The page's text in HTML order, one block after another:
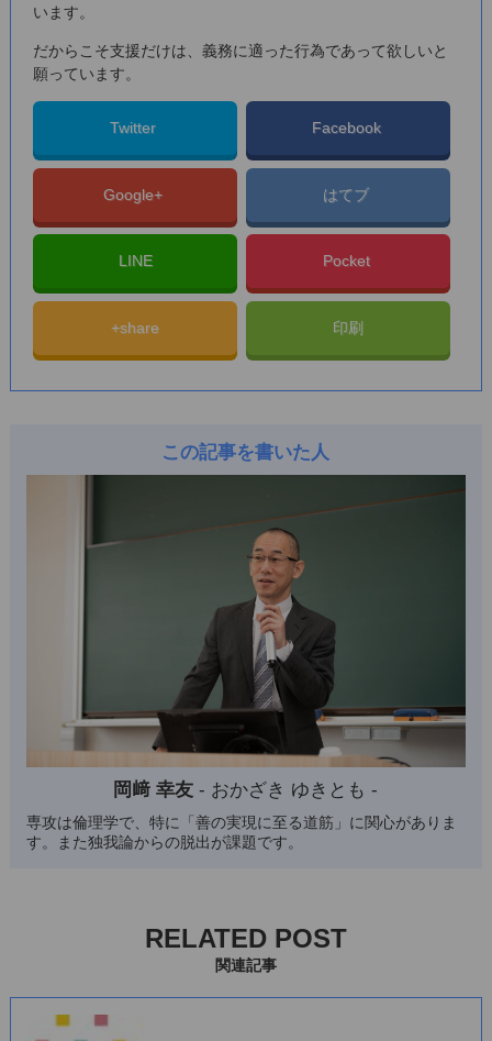
います。
だからこそ支援だけは、義務に適った行為であって欲しいと
願っています。
Twitter Facebook
Google+ はてブ
LINE Pocket
+share 印刷
この記事を書いた人
岡﨑 幸友- おかざき ゆきとも -
専攻は倫理学で、特に「善の実現に至る道筋」に関心がありま
す。また独我論からの脱出が課題です。
RELATED POST
関連記事